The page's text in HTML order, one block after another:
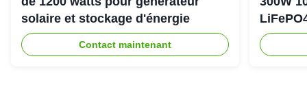
solaire et stockage d'énergie
Contact maintenant